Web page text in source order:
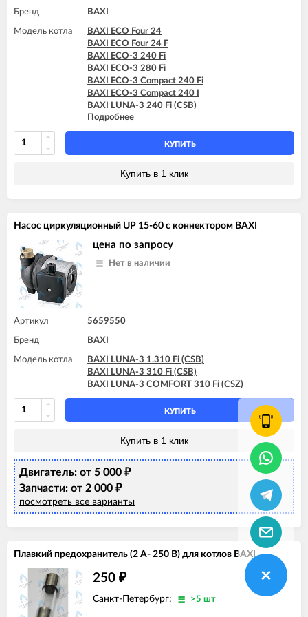
Бренд BAXI
Модель котла
BAXI ECO Four 24
BAXI ECO Four 24 F
BAXI ECO-3 240 Fi
BAXI ECO-3 280 Fi
BAXI ECO-3 Compact 240 Fi
BAXI ECO-3 Compact 240 I
BAXI LUNA-3 240 Fi (CSB)
BAXI LUNA-3 240 Fi (CSE)
BAXI LUNA-3 240 i (CSB)
BAXI LUNA-3 240 i (CSE)
BAXI LUNA-3 280 Fi (CSE)
BAXI LUNA-3 310 Fi (CSE)
BAXI LUNA-3 COMFORT 240 i (CSZ)
BAXI LUNA-3 COMFORT 310 Fi (CSE)
Подробнее
КУПИТЬ
Купить в 1 клик
Насос циркуляционный UP 15-60 с коннектором BAXI
цена по запросу
Нет в наличии
Артикул 5659550
Бренд BAXI
Модель котла
BAXI LUNA-3 1.310 Fi (CSB)
BAXI LUNA-3 310 Fi (CSB)
BAXI LUNA-3 COMFORT 310 Fi (CSZ)
КУПИТЬ
Купить в 1 клик
Двигатель: от 5 000 ₽
Запчасти: от 2 000 ₽
посмотреть все варианты
Плавкий предохранитель (2 А- 250 В) для котлов BAXI
250 ₽
Санкт-Петербург: >5 шт